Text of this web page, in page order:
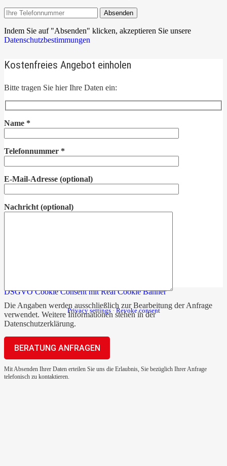
Absenden
Indem Sie auf "Absenden" klicken, akzeptieren Sie unsere
Datenschutzbestimmungen
Kostenfreies Angebot einholen
Bitte tragen Sie hier Ihre Daten ein:
Name *
Telefonnummer *
E-Mail-Adresse (optional)
Nachricht (optional)
Die Angaben werden ausschließlich zur Bearbeitung der Anfrage
verwendet. Weitere Informationen stehen in der
Datenschutzerklärung.
Mit Absenden Ihrer Daten erteilen Sie uns die Erlaubnis, Sie bezüglich Ihrer Anfrage
telefonisch zu kontaktieren.
DSGVO Cookie Consent mit Real Cookie Banner
Privacy settings ·Revoke consent